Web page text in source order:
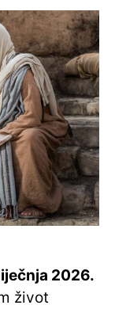
2026.
život